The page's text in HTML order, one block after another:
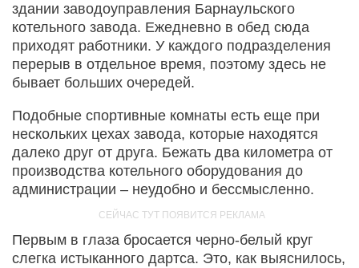
здании заводоуправления Барнаульского
котельного завода. Ежедневно в обед сюда
приходят работники. У каждого подразделения
перерыв в отдельное время, поэтому здесь не
бывает больших очередей.
Подобные спортивные комнаты есть еще при
нескольких цехах завода, которые находятся
далеко друг от друга. Бежать два километра от
производства котельного оборудования до
администрации – неудобно и бессмысленно.
Первым в глаза бросается черно-белый круг
слегка истыканного дартса. Это, как выяснилось,